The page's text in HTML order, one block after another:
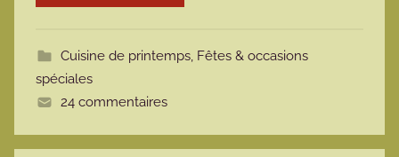
t
Cuisine de printemps, Fêtes & occasions
spéciales
24 commentaires